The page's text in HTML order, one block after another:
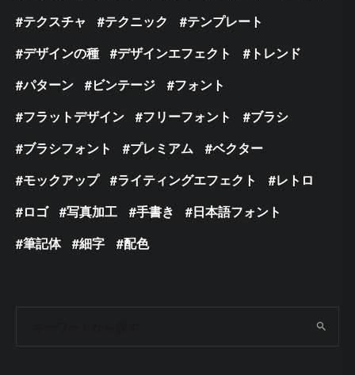
テクスチャ
テクニック
テンプレート
デザインの種
デザインエフェクト
トレンド
パターン
ビンテージ
フォント
フラットデザイン
フリーフォント
ブラシ
ブラシフォント
プレミアム
ベクター
モックアップ
ライティングエフェクト
レトロ
ロゴ
写真加工 手書き
日本語フォント
筆記体
細字 配色